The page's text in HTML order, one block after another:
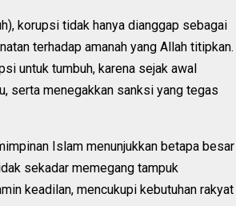
korupsi tidak hanya dianggap sebagai
terhadap amanah yang Allah titipkan.
untuk tumbuh, karena sejak awal
serta menegakkan sanksi yang tegas
Islam menunjukkan betapa besar
sekadar memegang tampuk
keadilan, mencukupi kebutuhan rakyat